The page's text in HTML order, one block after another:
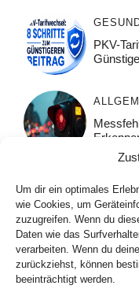
Um dir ein optimales
wie Cookies, um
zuzugreifen. Wenn du
Daten wie das
verarbeiten. Wenn du
zurückziehst, können
beeinträchtigt werden.
PKV-
Hilft